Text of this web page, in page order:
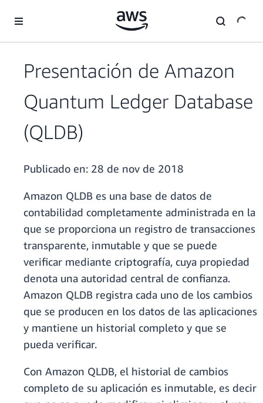
Presentación de Amazon
Quantum Ledger Database
(QLDB)
Publicado en: 28 de nov de 2018
Amazon QLDB es una base de datos de
contabilidad completamente administrada en la
que se proporciona un registro de transacciones
transparente, inmutable y que se puede
verificar mediante criptografía, cuya propiedad
denota una autoridad central de confianza.
Amazon QLDB registra cada uno de los cambios
que se producen en los datos de las aplicaciones
y mantiene un historial completo y que se
pueda verificar.
Con Amazon QLDB, el historial de cambios
completo de su aplicación es inmutable, es decir